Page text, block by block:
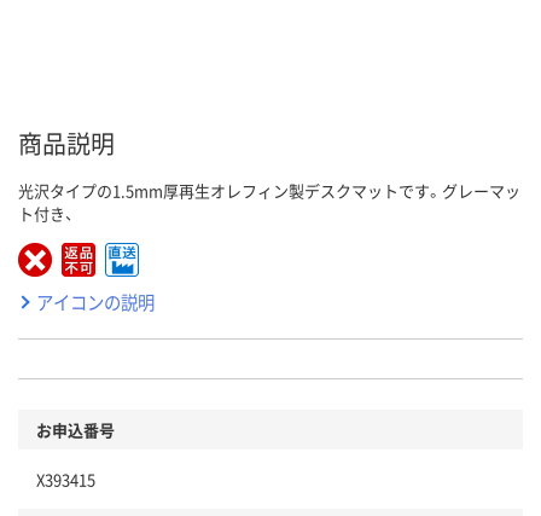
商品説明
光沢タイプの1.5mm厚再生オレフィン製デスクマットです。グレーマッ
ト付き、
アイコンの説明
お申込番号
X393415